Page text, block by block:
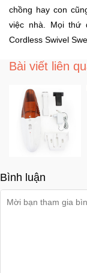
Khỏe
Làm
Thể
chồng hay con
việc nhà. Mọi thứ
Cordless Swivel
Bài viết liên
Bình luận